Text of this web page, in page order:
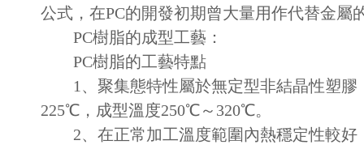
公式，在PC的開發初期曾大量用作代替金屬
PC樹脂的成型工藝：
PC樹脂的工藝特點
1、聚集態特性屬於無定型非結晶性塑膠
225℃，成型溫度250℃～320℃。
2、在正常加工溫度範圍內熱穩定性較好